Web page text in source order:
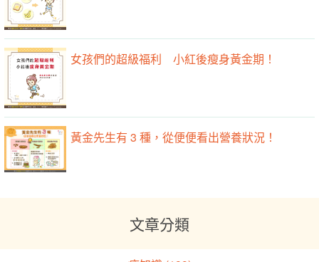
女孩們的超級福利 小紅後瘦身黃金期！
黃金先生有 3 種，從便便看出營養狀況！
文章分類